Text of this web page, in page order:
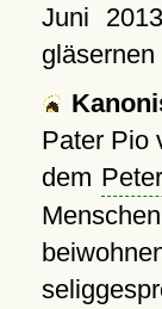
Juni
Pater Pio
dem